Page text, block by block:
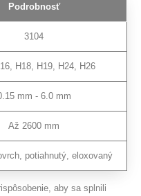
Podrobnosť
3104
H18, H19, H24, H26
mm - 6.0 mm
Až 2600 mm
potiahnutý, eloxovaný
aby sa splnili